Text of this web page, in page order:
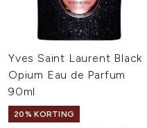
Yves Saint Laurent Black
Opium Eau de Parfum
90ml
20% KORTING